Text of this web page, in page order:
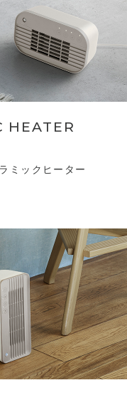
HEATER
ミックヒーター